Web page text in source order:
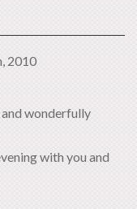
2010
wonderfully
with you and